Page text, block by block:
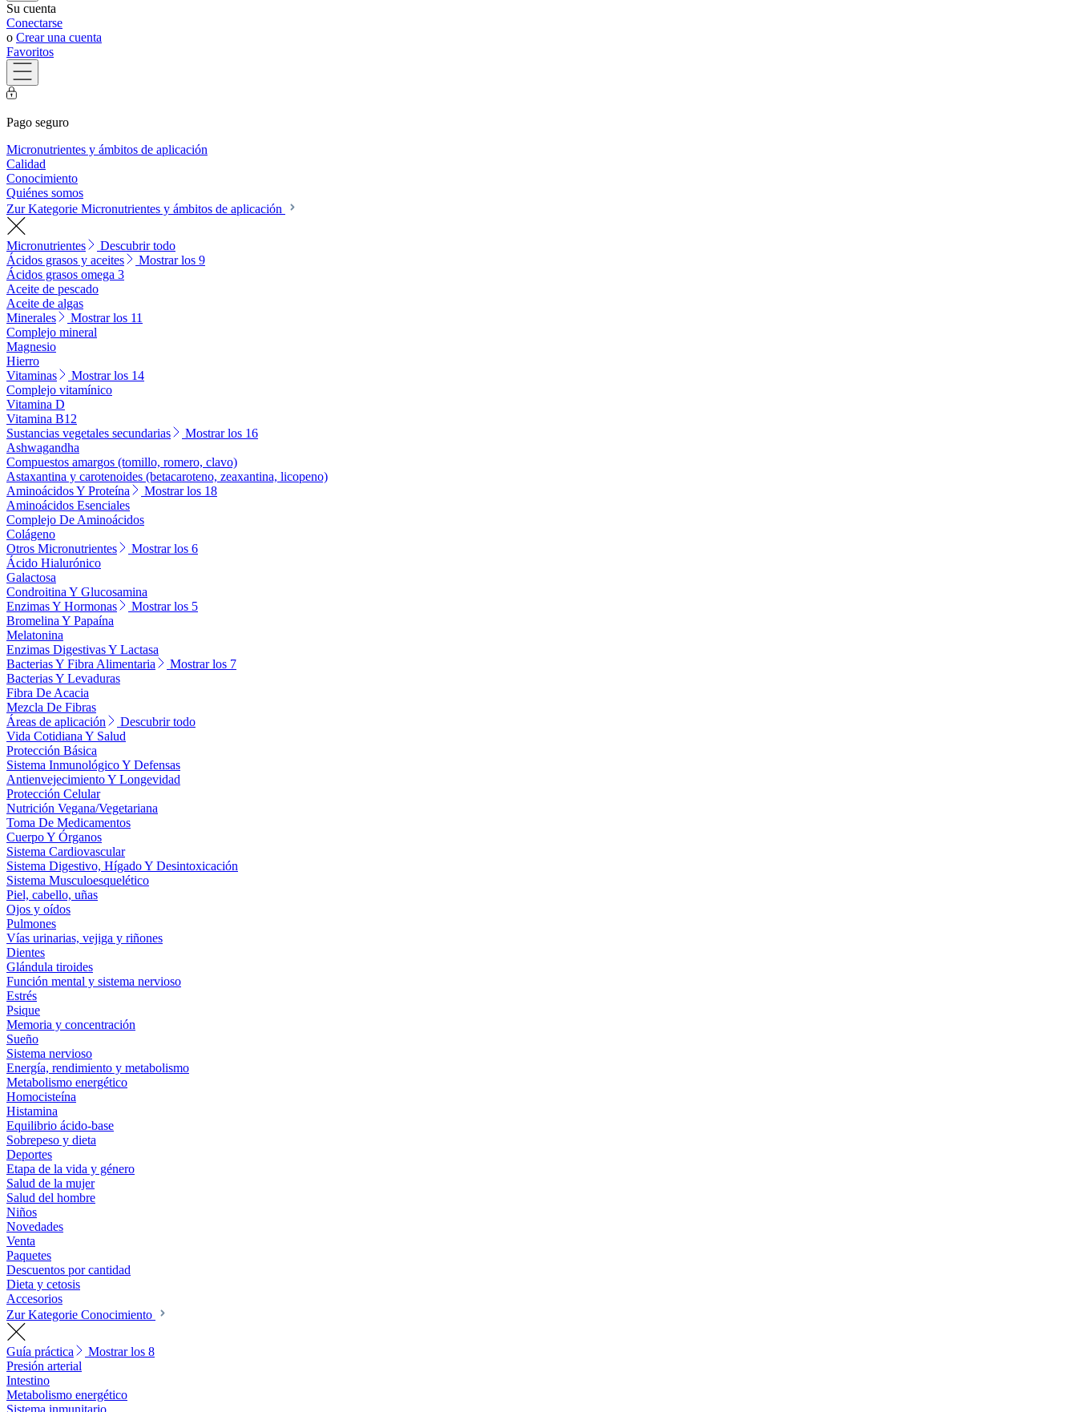
Su cuenta
Conectarse
o Crear una cuenta
Favoritos
Pago seguro
Micronutrientes y ámbitos de aplicación
Calidad
Conocimiento
Quiénes somos
Zur Kategorie Micronutrientes y ámbitos de aplicación
Micronutrientes
Descubrir todo
Ácidos grasos y aceites
Mostrar los 9
Ácidos grasos omega 3
Aceite de pescado
Aceite de algas
Minerales
Mostrar los 11
Complejo mineral
Magnesio
Hierro
Vitaminas
Mostrar los 14
Complejo vitamínico
Vitamina D
Vitamina B12
Sustancias vegetales secundarias
Mostrar los 16
Ashwagandha
Compuestos amargos (tomillo, romero, clavo)
Astaxantina y carotenoides (betacaroteno, zeaxantina, licopeno)
Aminoácidos Y Proteína
Mostrar los 18
Aminoácidos Esenciales
Complejo De Aminoácidos
Colágeno
Otros Micronutrientes
Mostrar los 6
Ácido Hialurónico
Galactosa
Condroitina Y Glucosamina
Enzimas Y Hormonas
Mostrar los 5
Bromelina Y Papaína
Melatonina
Enzimas Digestivas Y Lactasa
Bacterias Y Fibra Alimentaria
Mostrar los 7
Bacterias Y Levaduras
Fibra De Acacia
Mezcla De Fibras
Áreas de aplicación
Descubrir todo
Vida Cotidiana Y Salud
Protección Básica
Sistema Inmunológico Y Defensas
Antienvejecimiento Y Longevidad
Protección Celular
Nutrición Vegana/Vegetariana
Toma De Medicamentos
Cuerpo Y Órganos
Sistema Cardiovascular
Sistema Digestivo, Hígado Y Desintoxicación
Sistema Musculoesquelético
Piel, cabello, uñas
Ojos y oídos
Pulmones
Vías urinarias, vejiga y riñones
Dientes
Glándula tiroides
Función mental y sistema nervioso
Estrés
Psique
Memoria y concentración
Sueño
Sistema nervioso
Energía, rendimiento y metabolismo
Metabolismo energético
Homocisteína
Histamina
Equilibrio ácido-base
Sobrepeso y dieta
Deportes
Etapa de la vida y género
Salud de la mujer
Salud del hombre
Niños
Novedades
Venta
Paquetes
Descuentos por cantidad
Dieta y cetosis
Accesorios
Zur Kategorie Conocimiento
Guía práctica
Mostrar los 8
Presión arterial
Intestino
Metabolismo energético